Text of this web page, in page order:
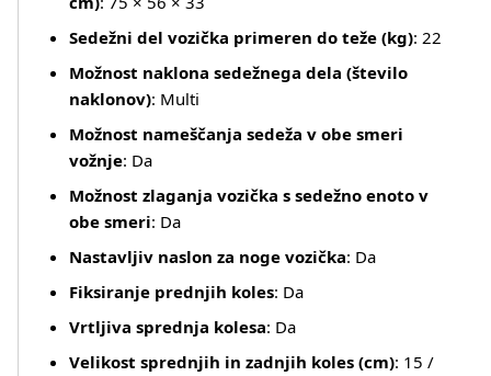
Sedežni del vozička primeren do teže (kg): 22
Možnost naklona sedežnega dela (število
naklonov): Multi
Možnost nameščanja sedeža v obe smeri
vožnje: Da
Možnost zlaganja vozička s sedežno enoto v
obe smeri: Da
Nastavljiv naslon za noge vozička: Da
Fiksiranje prednjih koles: Da
Vrtljiva sprednja kolesa: Da
Velikost sprednjih in zadnjih koles (cm): 15 /